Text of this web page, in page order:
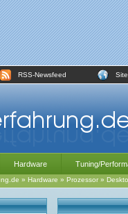
RSS-Newsfeed
Hardware Tuning/
» Hardware » Prozessor »